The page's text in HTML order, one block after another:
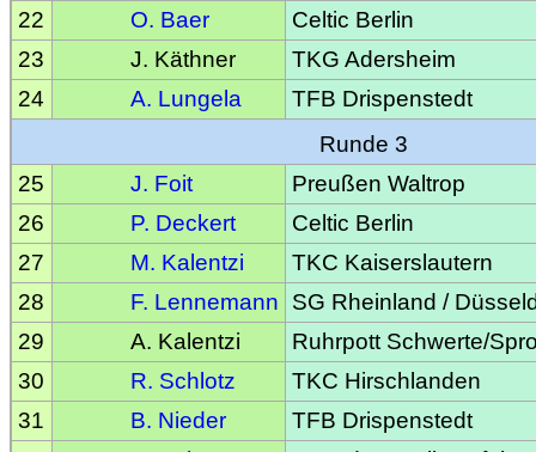
22
O. Baer
Celtic Berlin
23
J. Käthner
TKG Adersheim
24
A. Lungela
TFB Drispenstedt
Runde 3
25
J. Foit
Preußen Waltrop
26
P. Deckert
Celtic Berlin
27
M. Kalentzi
TKC Kaiserslautern
28
F. Lennemann
SG Rheinland /
29
A. Kalentzi
Ruhrpott Schwerte/
30
R. Schlotz
TKC Hirschlanden
31
B. Nieder
TFB Drispenstedt